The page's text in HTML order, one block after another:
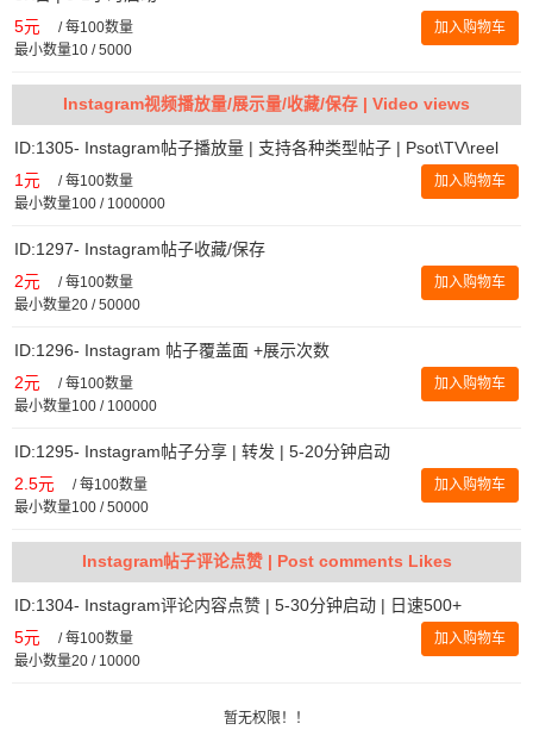
5元 /每100数量
最小数量10 / 5000
加入购物车
Instagram视频播放量/展示量/收藏/保存 | Video views
ID:1305- Instagram帖子播放量 | 支持各种类型帖子 | Psot\TV\reel
1元 /每100数量
最小数量100 / 1000000
加入购物车
ID:1297- Instagram帖子收藏/保存
2元 /每100数量
最小数量20 / 50000
加入购物车
ID:1296- Instagram 帖子覆盖面 +展示次数
2元 /每100数量
最小数量100 / 100000
加入购物车
ID:1295- Instagram帖子分享 | 转发 | 5-20分钟启动
2.5元 /每100数量
最小数量100 / 50000
加入购物车
Instagram帖子评论点赞 | Post comments Likes
ID:1304- Instagram评论内容点赞 | 5-30分钟启动 | 日速500+
5元 /每100数量
最小数量20 / 10000
加入购物车
暂无权限！！